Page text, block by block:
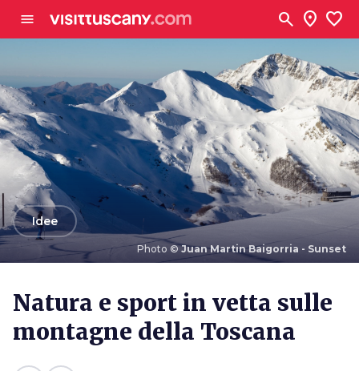
menu search location_on favorite
Photo ©Juan Martin Baigorria - Sunset
arrow_backIdee
Natura e sport in vetta sulle
montagne della Toscana